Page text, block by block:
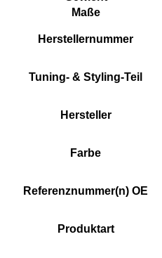
Maße
Herstellernummer
Tuning- & Styling-Teil
Hersteller
Farbe
Referenznummer(n) OE
Produktart